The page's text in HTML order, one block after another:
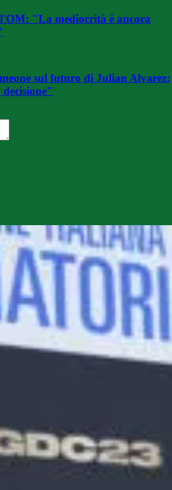
"La mediocrità è ancora
sul futuro di Julian Alvarez: